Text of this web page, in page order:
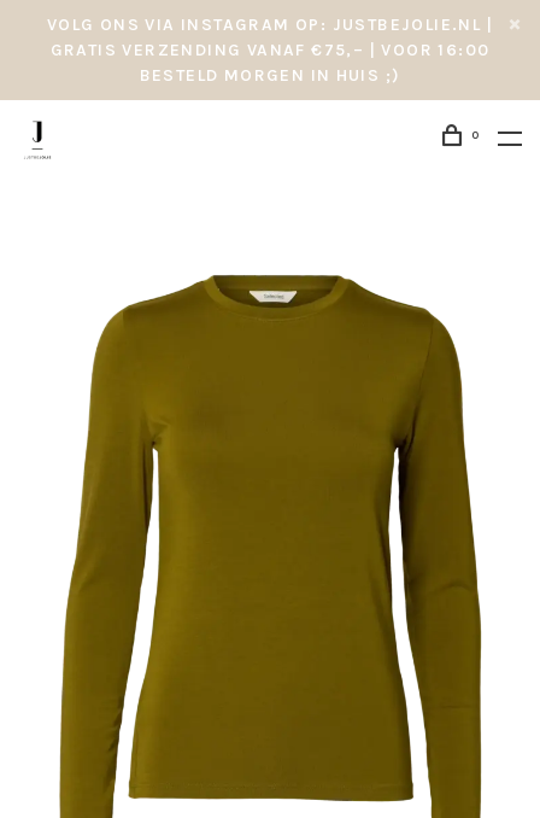
VOLG ONS VIA INSTAGRAM OP: JUSTBEJOLIE.NL |
GRATIS VERZENDING VANAF €75,– | VOOR 16:00
BESTELD MORGEN IN HUIS ;)
0